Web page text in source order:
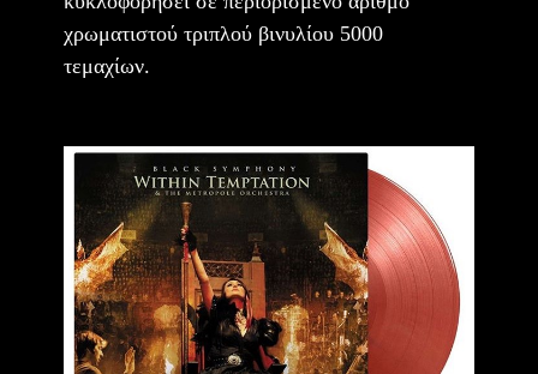
χρωματιστού τριπλού βινυλίου 5000
τεμαχίων.